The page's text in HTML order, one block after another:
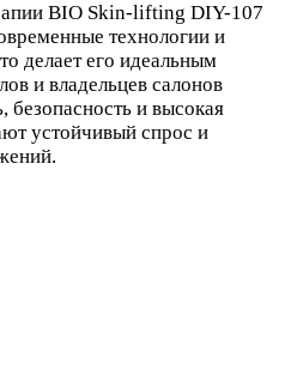
BIO Skin-lifting DIY-107
технологии и
делает его идеальным
и владельцев салонов
безопасность и высокая
устойчивый спрос и